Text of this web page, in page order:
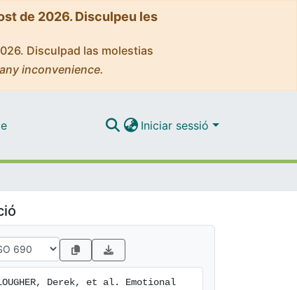
de 2026. Disculpeu les
Disculpad las molestias
inconvenience.
Iniciar sessió
Derek, et al. Emotional